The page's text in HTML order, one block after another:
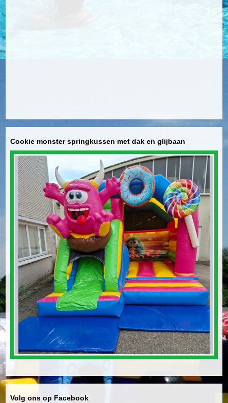
Cookie monster springkussen met dak en glijbaan
Volg ons op Facebook